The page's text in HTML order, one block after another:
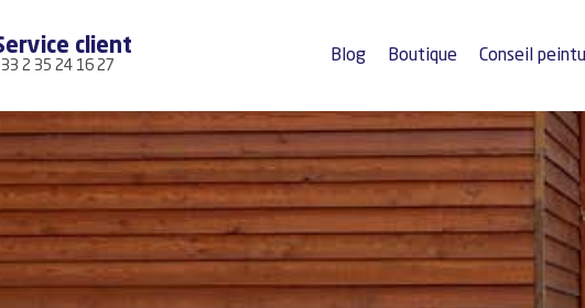
client
2 35 24 16 27
Blog Boutique Conseil